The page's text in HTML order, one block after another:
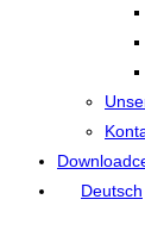
Deutsch